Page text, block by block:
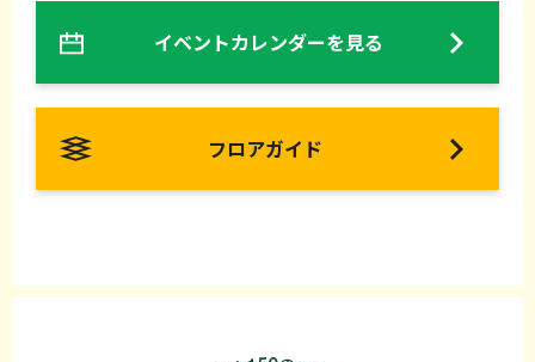
イベントカレンダーを見る
フロアガイド